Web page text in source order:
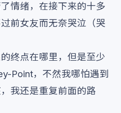
情绪，在接下来的十多
前女友而无奈哭泣（哭
终点在哪里，但是至少
Point，不然我哪怕遇到
我还是重复前面的路